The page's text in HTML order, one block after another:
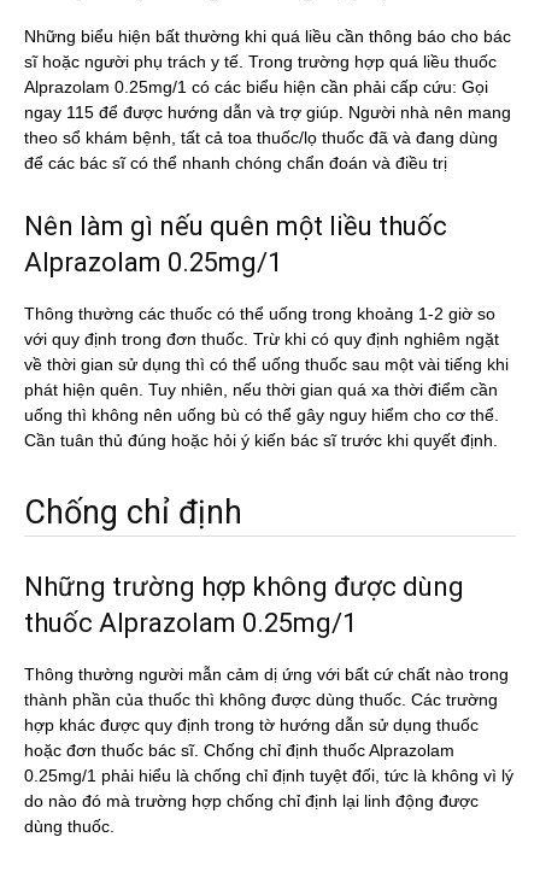
Những biểu hiện bất thường khi quá liều cần thông báo cho bác
sĩ hoặc người phụ trách y tế. Trong trường hợp quá liều thuốc
Alprazolam 0.25mg/1 có các biểu hiện cần phải cấp cứu: Gọi
ngay 115 để được hướng dẫn và trợ giúp. Người nhà nên mang
theo sổ khám bệnh, tất cả toa thuốc/lọ thuốc đã và đang dùng
để các bác sĩ có thể nhanh chóng chẩn đoán và điều trị
Nên làm gì nếu quên một liều thuốc
Alprazolam 0.25mg/1
Thông thường các thuốc có thể uống trong khoảng 1-2 giờ so
với quy định trong đơn thuốc. Trừ khi có quy định nghiêm ngặt
về thời gian sử dụng thì có thể uống thuốc sau một vài tiếng khi
phát hiện quên. Tuy nhiên, nếu thời gian quá xa thời điểm cần
uống thì không nên uống bù có thể gây nguy hiểm cho cơ thể.
Cần tuân thủ đúng hoặc hỏi ý kiến bác sĩ trước khi quyết định.
Chống chỉ định
Những trường hợp không được dùng
thuốc Alprazolam 0.25mg/1
Thông thường người mẫn cảm dị ứng với bất cứ chất nào trong
thành phần của thuốc thì không được dùng thuốc. Các trường
hợp khác được quy định trong tờ hướng dẫn sử dụng thuốc
hoặc đơn thuốc bác sĩ. Chống chỉ định thuốc Alprazolam
0.25mg/1 phải hiểu là chống chỉ định tuyệt đối, tức là không vì lý
do nào đó mà trường hợp chống chỉ định lại linh động được
dùng thuốc.